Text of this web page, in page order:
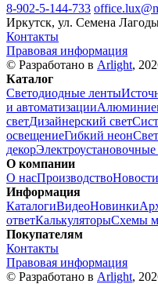
8-902-5-144-733
Иркутск, ул. Семена
Контакты
Правовая информация
© Разработано в Arlight,
Каталог
Светодиодные ленты
и автоматизации
светДизайнерский свет
освещениеГибкий неон
декорЭлектроустановочные
О компании
О насПроизводствоНовости
Информация
КаталогиВидеоНовинки
ответКалькуляторыСхемы
Покупателям
Контакты
Правовая информация
© Разработано в Arlight,